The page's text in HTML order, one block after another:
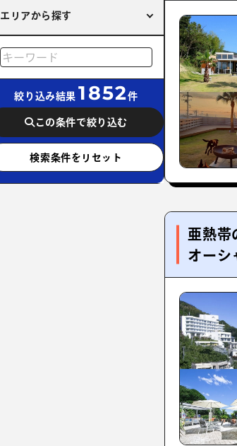
亜熱帯
オーシ
エリアから探す
絞り込み結果 1852件
この条件で絞り込む
検索条件をリセット